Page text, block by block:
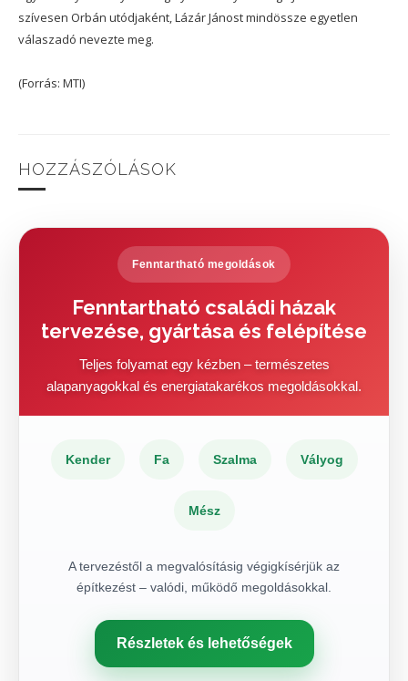
szívesen Orbán utódjaként, Lázár Jánost mindössze egyetlen
válaszadó nevezte meg.
(Forrás: MTI)
HOZZÁSZÓLÁSOK
Fenntartható megoldások
Fenntartható családi házak
tervezése, gyártása és felépítése
Teljes folyamat egy kézben – természetes
alapanyagokkal és energiatakarékos megoldásokkal.
Kender Fa Szalma Vályog
Mész
A tervezéstől a megvalósításig végigkísérjük az
építkezést – valódi, működő megoldásokkal.
Részletek és lehetőségek